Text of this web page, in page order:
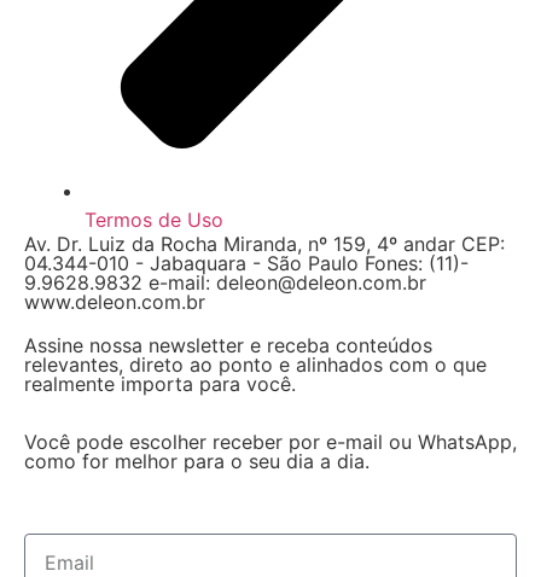
Termos de Uso
Av. Dr. Luiz da Rocha Miranda, nº 159, 4º andar CEP:
04.344-010 - Jabaquara - São Paulo Fones: (11)-
9.9628.9832 e-mail: deleon@deleon.com.br
www.deleon.com.br
Assine nossa newsletter e receba conteúdos
relevantes, direto ao ponto e alinhados com o que
realmente importa para você.
Você pode escolher receber por e-mail ou WhatsApp,
como for melhor para o seu dia a dia.